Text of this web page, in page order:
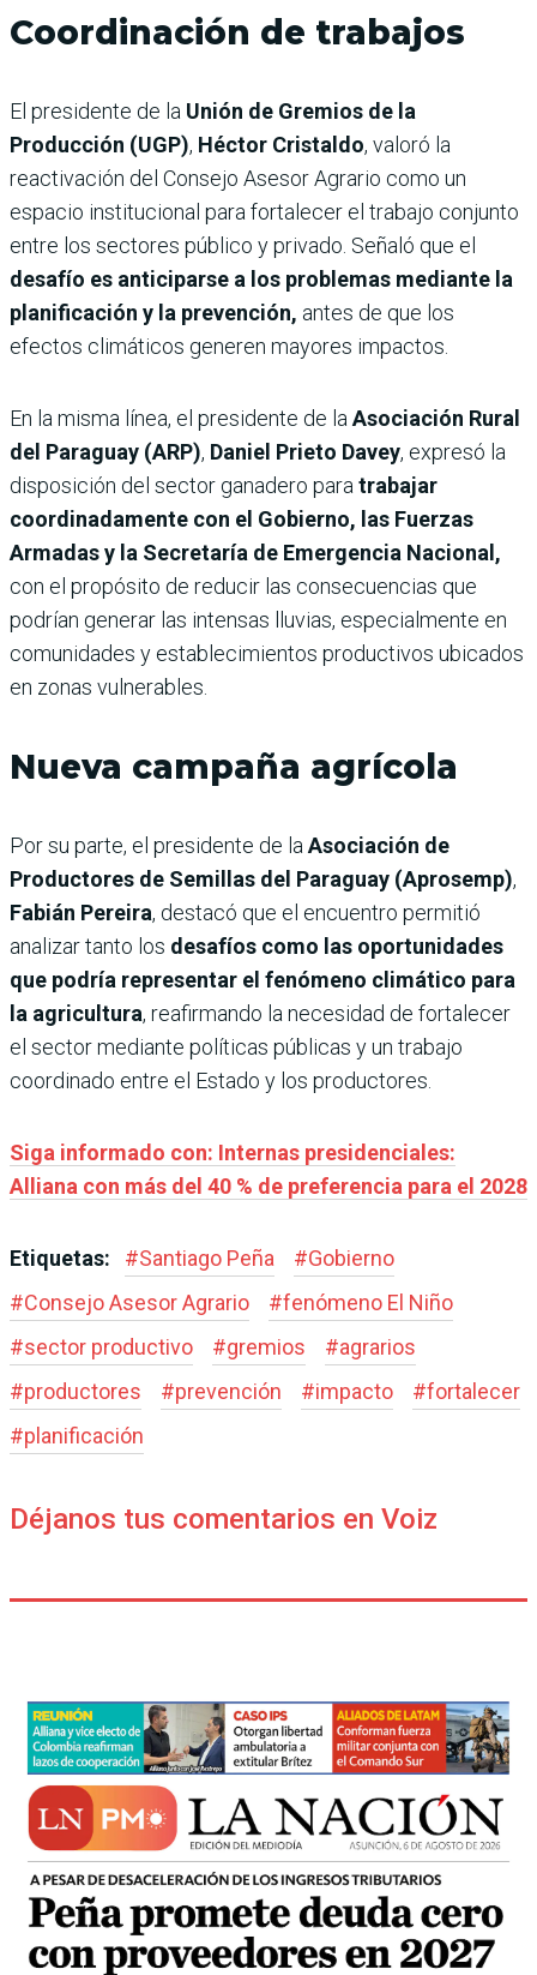
Coordinación de trabajos
El presidente de la Unión de Gremios de la
Producción (UGP), Héctor Cristaldo, valoró la
reactivación del Consejo Asesor Agrario como un
espacio institucional para fortalecer el trabajo conjunto
entre los sectores público y privado. Señaló que el
desafío es anticiparse a los problemas mediante la
planificación y la prevención, antes de que los
efectos climáticos generen mayores impactos.
En la misma línea, el presidente de laAsociación Rural
del Paraguay (ARP), Daniel Prieto Davey, expresó la
disposición del sector ganadero paratrabajar
coordinadamente con el Gobierno, las Fuerzas
Armadas y la Secretaría de Emergencia Nacional,
con el propósito de reducir las consecuencias que
podrían generar las intensas lluvias, especialmente en
comunidades y establecimientos productivos ubicados
en zonas vulnerables.
Nueva campaña agrícola
Por su parte, el presidente de laAsociación de
Productores de Semillas del Paraguay (Aprosemp),
Fabián Pereira, destacó que el encuentro permitió
analizar tanto los desafíos como las oportunidades
que podría representar el fenómeno climático para
la agricultura, reafirmando la necesidad de fortalecer
el sector mediante políticas públicas y un trabajo
coordinado entre el Estado y los productores.
Siga informado con: Internas presidenciales:
Alliana con más del 40 % de preferencia para el 2028
Etiquetas: #Santiago Peña #Gobierno
#Consejo Asesor Agrario #fenómeno El Niño
#sector productivo #gremios #agrarios
#productores #prevención #impacto #fortalecer
#planificación
Déjanos tus comentarios en Voiz